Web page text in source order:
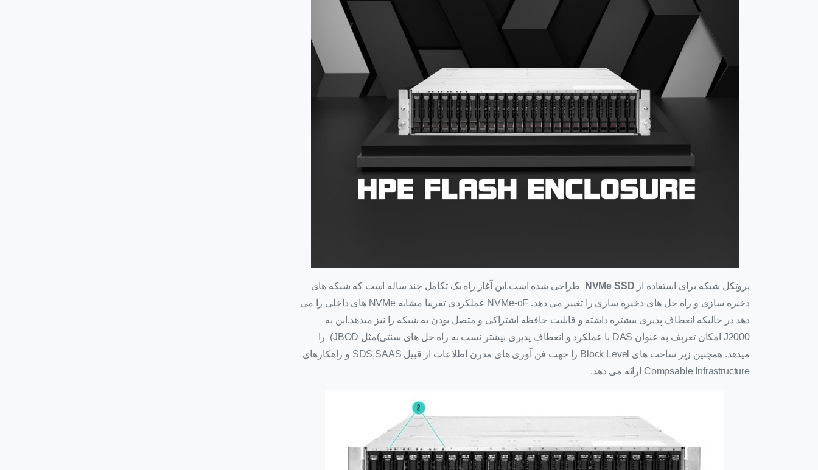
پروتکل شبکه برای استفاده از NVMe SSD
طراحی شده است.این آغاز راه یک تکامل چند ساله است که شبکه های
ذخیره سازی و راه حل های ذخیره سازی را تغییر می دهد. NVMe-oF عملکردی تقریبا مشابه NVMe های داخلی را می
دهد در حالیکه انعطاف پذیری بیشتره داشته و قابلیت حافظه اشتراکی و متصل بودن به شبکه را نیز میدهد.این به
J2000 امکان تعریف به عنوان DAS با عملکرد و انعطاف پذیری بیشتر نسب به راه حل های سنتی)مثل JBOD) را
میدهد. همچنین زیر ساخت های Block Level را جهت فن آوری های مدرن اطلاعات از قبیل SDS,SAAS و راهکارهای
Compsable Infrastructure ارائه می دهد.